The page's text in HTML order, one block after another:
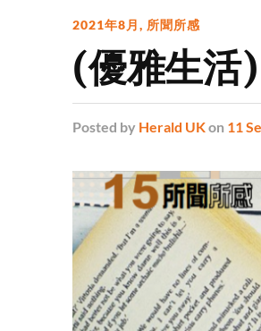
2021年8月, 所聞所感
(優雅生活
Posted by Herald UKon 11